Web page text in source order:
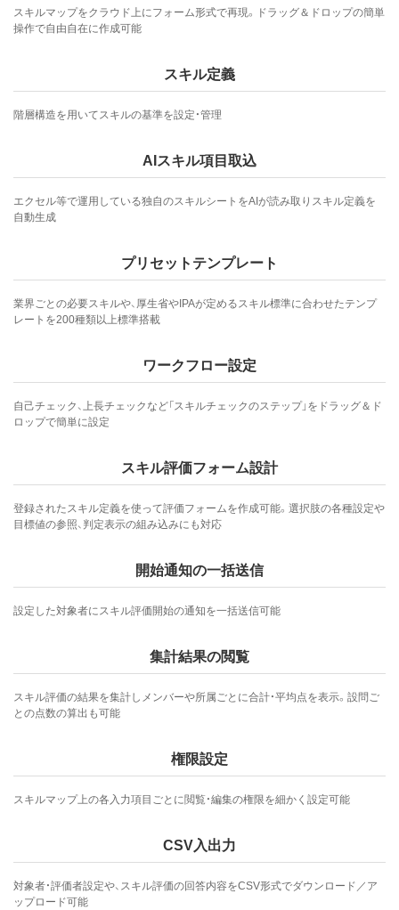
スキルマップをクラウド上にフォーム形式で再現。ドラッグ＆ドロップの簡単
操作で自由自在に作成可能
スキル定義
階層構造を用いてスキルの基準を設定・管理
AIスキル項目取込
エクセル等で運用している独自のスキルシートをAIが読み取りスキル定義を
自動生成
プリセットテンプレート
業界ごとの必要スキルや、厚生省やIPAが定めるスキル標準に合わせたテンプ
レートを200種類以上標準搭載
ワークフロー設定
自己チェック、上長チェックなど「スキルチェックのステップ」をドラッグ＆ド
ロップで簡単に設定
スキル評価フォーム設計
登録されたスキル定義を使って評価フォームを作成可能。選択肢の各種設定や
目標値の参照、判定表示の組み込みにも対応
開始通知の一括送信
設定した対象者にスキル評価開始の通知を一括送信可能
集計結果の閲覧
スキル評価の結果を集計しメンバーや所属ごとに合計・平均点を表示。設問ご
との点数の算出も可能
権限設定
スキルマップ上の各入力項目ごとに閲覧・編集の権限を細かく設定可能
CSV入出力
対象者・評価者設定や、スキル評価の回答内容をCSV形式でダウンロード／ア
ップロード可能